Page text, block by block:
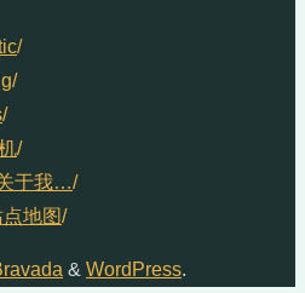
/
/
/
/
于我…/
地图/
& WordPress.